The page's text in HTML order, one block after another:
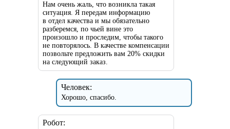
Нам очень жаль, что возникла такая
ситуация. Я передам информацию
в отдел качества и мы обязательно
разберемся, по чьей вине это
произошло и проследим, чтобы такого
не повторялось. В качестве компенсации
позвольте предложить вам 20% скидки
на следующий заказ.
Человек:
Хорошо, спасибо.
Робот: